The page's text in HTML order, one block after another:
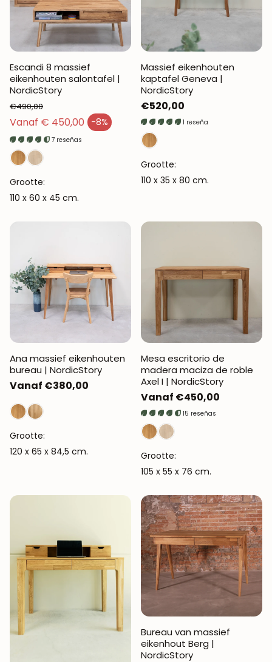
Escandi 8 massief
eikenhouten salontafel |
NordicStory
Vanaf € 450,00 -8%
Verkoopprijs
Normale prijs
€490,00
7 reseñas
Grootte:
110 x 60 x 45 cm.
Massief eikenhouten
kaptafel Geneva |
NordicStory
Normale
prijs
€520,00
1 reseña
Grootte:
110 x 35 x 80 cm.
Ana massief eikenhouten
bureau | NordicStory
Normale
prijs
Vanaf €380,00
Grootte:
120 x 65 x 84,5 cm.
Mesa escritorio de
madera maciza de roble
Axel I | NordicStory
Normale
prijs
Vanaf €450,00
15 reseñas
Grootte:
105 x 55 x 76 cm.
Bureau van massief
eikenhout Berg |
NordicStory